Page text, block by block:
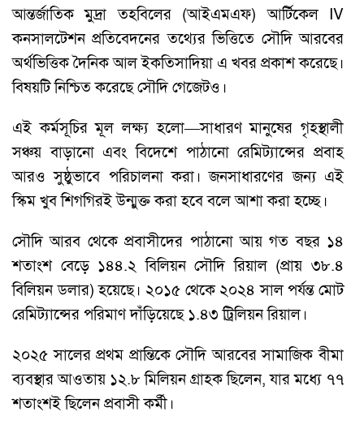
আন্তর্জাতিক মুদ্রা তহবিলের (আইএমএফ) আর্টিকেল IV
কনসালটেশন প্রতিবেদনের তথ্যের ভিত্তিতে সৌদি আরবের
অর্থভিত্তিক দৈনিক আল ইকতিসাদিয়া এ খবর প্রকাশ করেছে।
বিষয়টি নিশ্চিত করেছে সৌদি গেজেটও।
এই কর্মসূচির মূল লক্ষ্য হলো—সাধারণ মানুষের গৃহস্থালী
সঞ্চয় বাড়ানো এবং বিদেশে পাঠানো রেমিট্যান্সের প্রবাহ
আরও সুষ্ঠুভাবে পরিচালনা করা। জনসাধারণের জন্য এই
স্কিম খুব শিগগিরই উন্মুক্ত করা হবে বলে আশা করা হচ্ছে।
সৌদি আরব থেকে প্রবাসীদের পাঠানো আয় গত বছর ১৪
শতাংশ বেড়ে ১৪৪.২ বিলিয়ন সৌদি রিয়াল (প্রায় ৩৮.৪
বিলিয়ন ডলার) হয়েছে। ২০১৫ থেকে ২০২৪ সাল পর্যন্ত মোট
রেমিট্যান্সের পরিমাণ দাঁড়িয়েছে ১.৪৩ ট্রিলিয়ন রিয়াল।
২০২৫ সালের প্রথম প্রান্তিকে সৌদি আরবের সামাজিক বীমা
ব্যবস্থার আওতায় ১২.৮ মিলিয়ন গ্রাহক ছিলেন, যার মধ্যে ৭৭
শতাংশই ছিলেন প্রবাসী কর্মী।